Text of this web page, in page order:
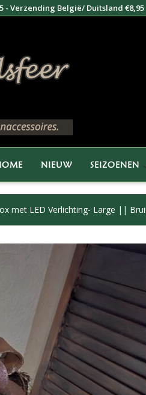
- Verzending België/ Duitsland €8,95
NIEUW SEIZOENEN
met LED Verlichting- Large ||